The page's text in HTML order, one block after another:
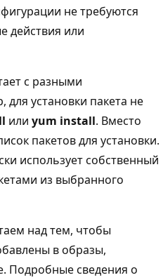
не требуются
действия или
с разными
установки пакета не
или yum install. Вместо
пакетов для установки.
использует собственный
из выбранного
над тем, чтобы
в образы,
Подробные сведения о